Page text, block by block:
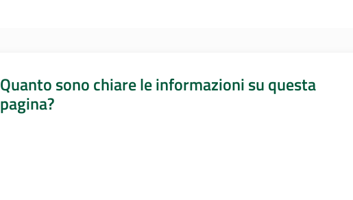
Quanto sono chiare le informazioni su questa
pagina?